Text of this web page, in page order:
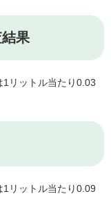
果
リットル当たり0.03
リットル当たり0.09